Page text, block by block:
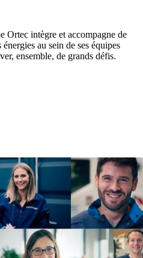
Ortec intègre et accompagne de
au sein de ses équipes
ensemble, de grands défis.